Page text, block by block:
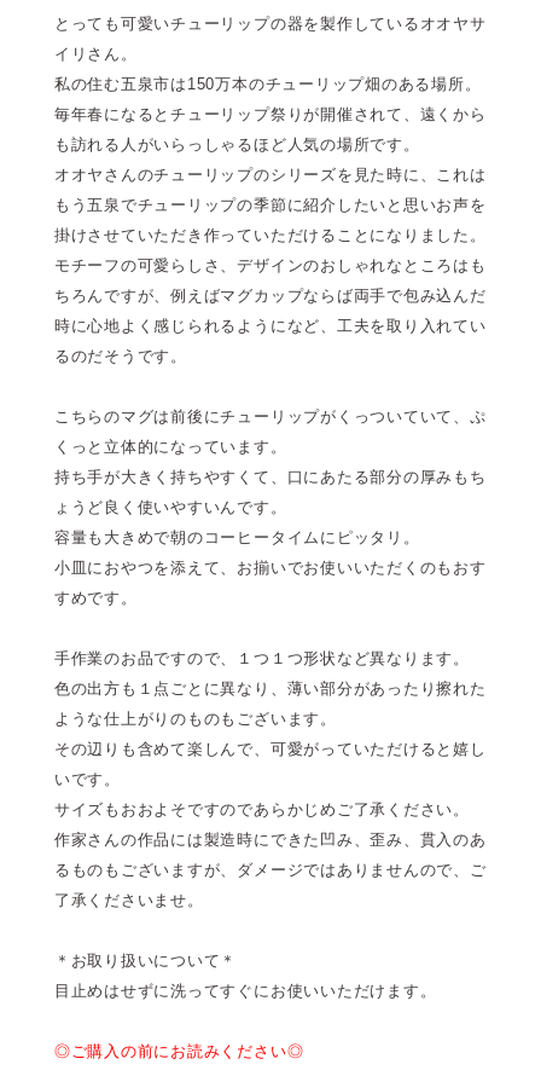
とっても可愛いチューリップの器を製作しているオオヤサ
イリさん。
私の住む五泉市は150万本のチューリップ畑のある場所。
毎年春になるとチューリップ祭りが開催されて、遠くから
も訪れる人がいらっしゃるほど人気の場所です。
オオヤさんのチューリップのシリーズを見た時に、これは
もう五泉でチューリップの季節に紹介したいと思いお声を
掛けさせていただき作っていただけることになりました。
モチーフの可愛らしさ、デザインのおしゃれなところはも
ちろんですが、例えばマグカップならば両手で包み込んだ
時に心地よく感じられるようになど、工夫を取り入れてい
るのだそうです。
こちらのマグは前後にチューリップがくっついていて、ぷ
くっと立体的になっています。
持ち手が大きく持ちやすくて、口にあたる部分の厚みもち
ょうど良く使いやすいんです。
容量も大きめで朝のコーヒータイムにピッタリ。
小皿におやつを添えて、お揃いでお使いいただくのもおす
すめです。
手作業のお品ですので、１つ１つ形状など異なります。
色の出方も１点ごとに異なり、薄い部分があったり擦れた
ような仕上がりのものもございます。
その辺りも含めて楽しんで、可愛がっていただけると嬉し
いです。
サイズもおおよそですのであらかじめご了承ください。
作家さんの作品には製造時にできた凹み、歪み、貫入のあ
るものもございますが、ダメージではありませんので、ご
了承くださいませ。
＊お取り扱いについて＊
目止めはせずに洗ってすぐにお使いいただけます。
◎ご購入の前にお読みください◎